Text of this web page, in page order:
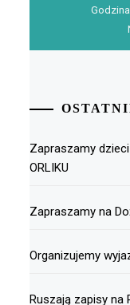
Zapraszamy dzieci
ORLIKU
Zapraszamy na
Organizujemy
Ruszają zapisy na